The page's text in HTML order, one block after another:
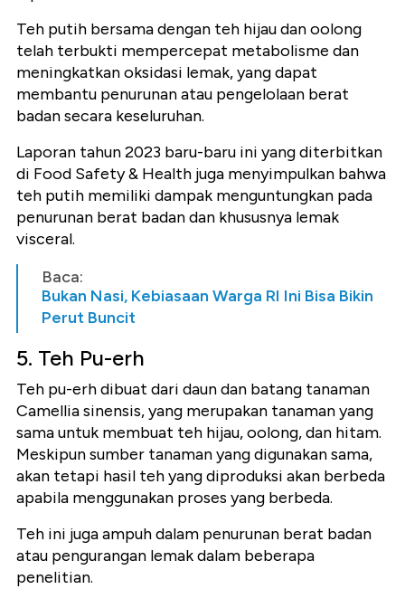
Teh putih bersama dengan teh hijau dan oolong
telah terbukti mempercepat metabolisme dan
meningkatkan oksidasi lemak, yang dapat
membantu penurunan atau pengelolaan berat
badan secara keseluruhan.
Laporan tahun 2023 baru-baru ini yang diterbitkan
di Food Safety & Health juga menyimpulkan bahwa
teh putih memiliki dampak menguntungkan pada
penurunan berat badan dan khususnya lemak
visceral.
Baca:
Bukan Nasi, Kebiasaan Warga RI Ini Bisa Bikin
Perut Buncit
5. Teh Pu-erh
Teh pu-erh dibuat dari daun dan batang tanaman
Camellia sinensis, yang merupakan tanaman yang
sama untuk membuat teh hijau, oolong, dan hitam.
Meskipun sumber tanaman yang digunakan sama,
akan tetapi hasil teh yang diproduksi akan berbeda
apabila menggunakan proses yang berbeda.
Teh ini juga ampuh dalam penurunan berat badan
atau pengurangan lemak dalam beberapa
penelitian.